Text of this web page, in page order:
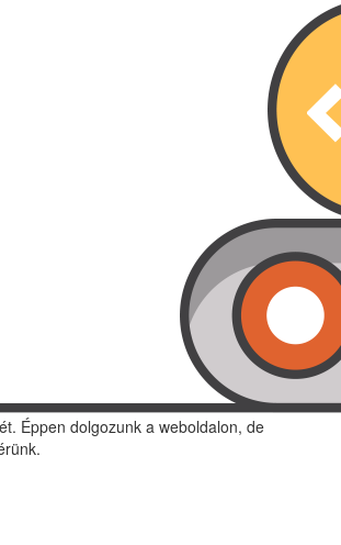
Éppen dolgozunk a weboldalon, de